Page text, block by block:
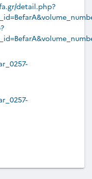
detail.php?